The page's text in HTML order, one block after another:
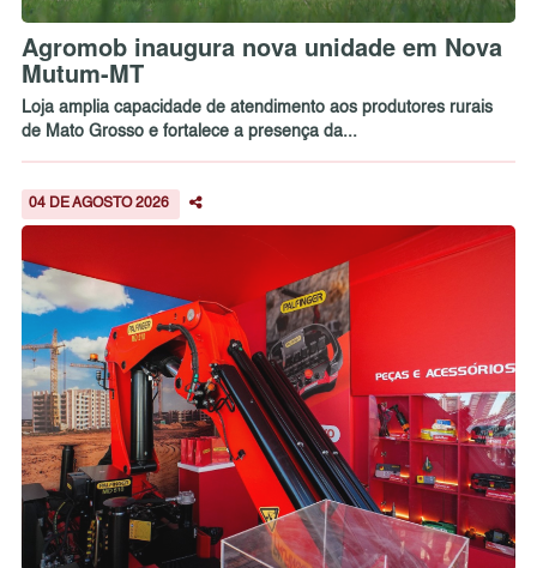
Agromob inaugura nova unidade em Nova
Mutum-MT
Loja amplia capacidade de atendimento aos produtores rurais
de Mato Grosso e fortalece a presença da...
04 DE AGOSTO 2026